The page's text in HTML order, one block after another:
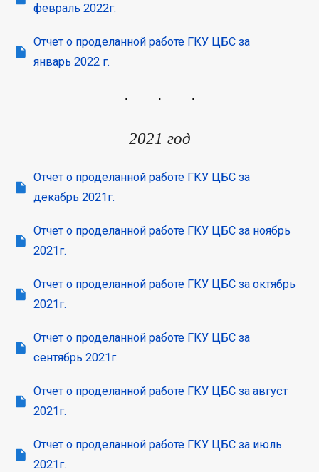
февраль 2022г.
Отчет о проделанной работе ГКУ ЦБС за
январь 2022 г.
2021 год
Отчет о проделанной работе ГКУ ЦБС за
декабрь 2021г.
Отчет о проделанной работе ГКУ ЦБС за ноябрь
2021г.
Отчет о проделанной работе ГКУ ЦБС за октябрь
2021г.
Отчет о проделанной работе ГКУ ЦБС за
сентябрь 2021г.
Отчет о проделанной работе ГКУ ЦБС за август
2021г.
Отчет о проделанной работе ГКУ ЦБС за июль
2021г.